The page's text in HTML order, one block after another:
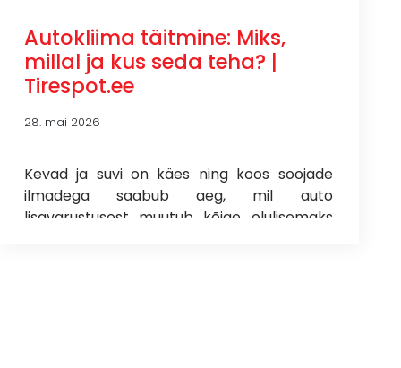
Autokliima täitmine: Miks,
millal ja kus seda teha? |
Tirespot.ee
28. mai 2026
Kevad ja suvi on käes ning koos soojade
ilmadega saabub aeg, mil auto
lisavarustusest muutub kõige olulisemaks